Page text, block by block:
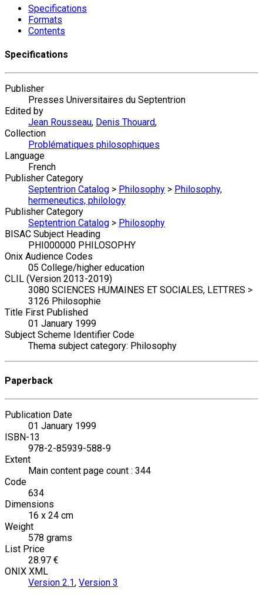
Specifications
Formats
Contents
Specifications
Publisher
Presses Universitaires du Septentrion
Edited by
Jean Rousseau, Denis Thouard,
Collection
Problématiques philosophiques
Language
French
Publisher Category
Septentrion Catalog > Philosophy > Philosophy,
hermeneutics, philology
Publisher Category
Septentrion Catalog > Philosophy
BISAC Subject Heading
PHI000000 PHILOSOPHY
Onix Audience Codes
05 College/higher education
CLIL (Version 2013-2019)
3080 SCIENCES HUMAINES ET SOCIALES, LETTRES >
3126 Philosophie
Title First Published
01 January 1999
Subject Scheme Identifier Code
Thema subject category: Philosophy
Paperback
Publication Date
01 January 1999
ISBN-13
978-2-85939-588-9
Extent
Main content page count : 344
Code
634
Dimensions
16 x 24 cm
Weight
578 grams
List Price
28.97 €
ONIX XML
Version 2.1, Version 3